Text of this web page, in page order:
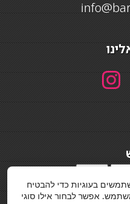
בעוגיות כדי להבטיח
אפשר לבחור אילו סוגי